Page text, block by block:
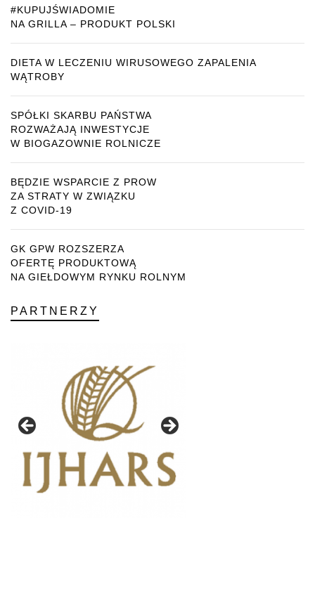
#KUPUJŚWIADOMIE
NA GRILLA – PRODUKT POLSKI
DIETA W LECZENIU WIRUSOWEGO ZAPALENIA
WĄTROBY
SPÓŁKI SKARBU PAŃSTWA
ROZWAŻAJĄ INWESTYCJE
W BIOGAZOWNIE ROLNICZE
BĘDZIE WSPARCIE Z PROW
ZA STRATY W ZWIĄZKU
Z COVID-19
GK GPW ROZSZERZA
OFERTĘ PRODUKTOWĄ
NA GIEŁDOWYM RYNKU ROLNYM
PARTNERZY